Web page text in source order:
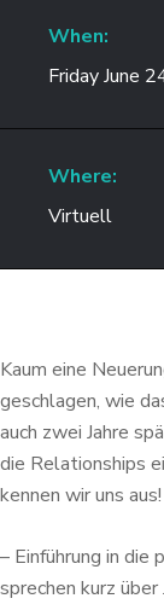
When:
Friday June
Where:
Virtuell
Kaum eine
geschlagen, wie
auch zwei Jahre
die Relationships
kennen wir uns
– Einführung in die
sprechen kurz